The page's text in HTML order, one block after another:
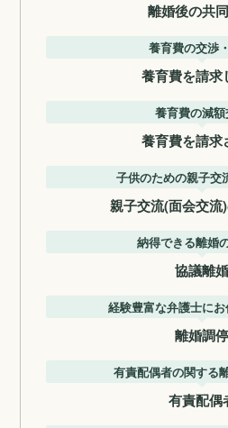
離婚後の共
養育費の交渉
養育費を請求
養育費の減
養育費を請求
子供のための親子交
親子交流(面会交流
納得できる離婚
協議離婚
経験豊富な弁護士に
離婚調停
有責配偶者の関する
有責配偶